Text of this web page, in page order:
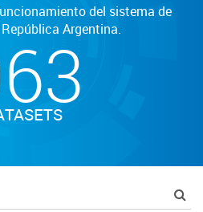
del sistema de
Argentina.